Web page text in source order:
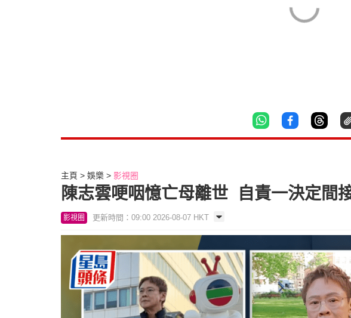
主頁 娛樂 影視圈
陳志雲哽咽憶亡母離世 自責一決定間
影視圈 更新時間：09:00 2026-08-07 HKT